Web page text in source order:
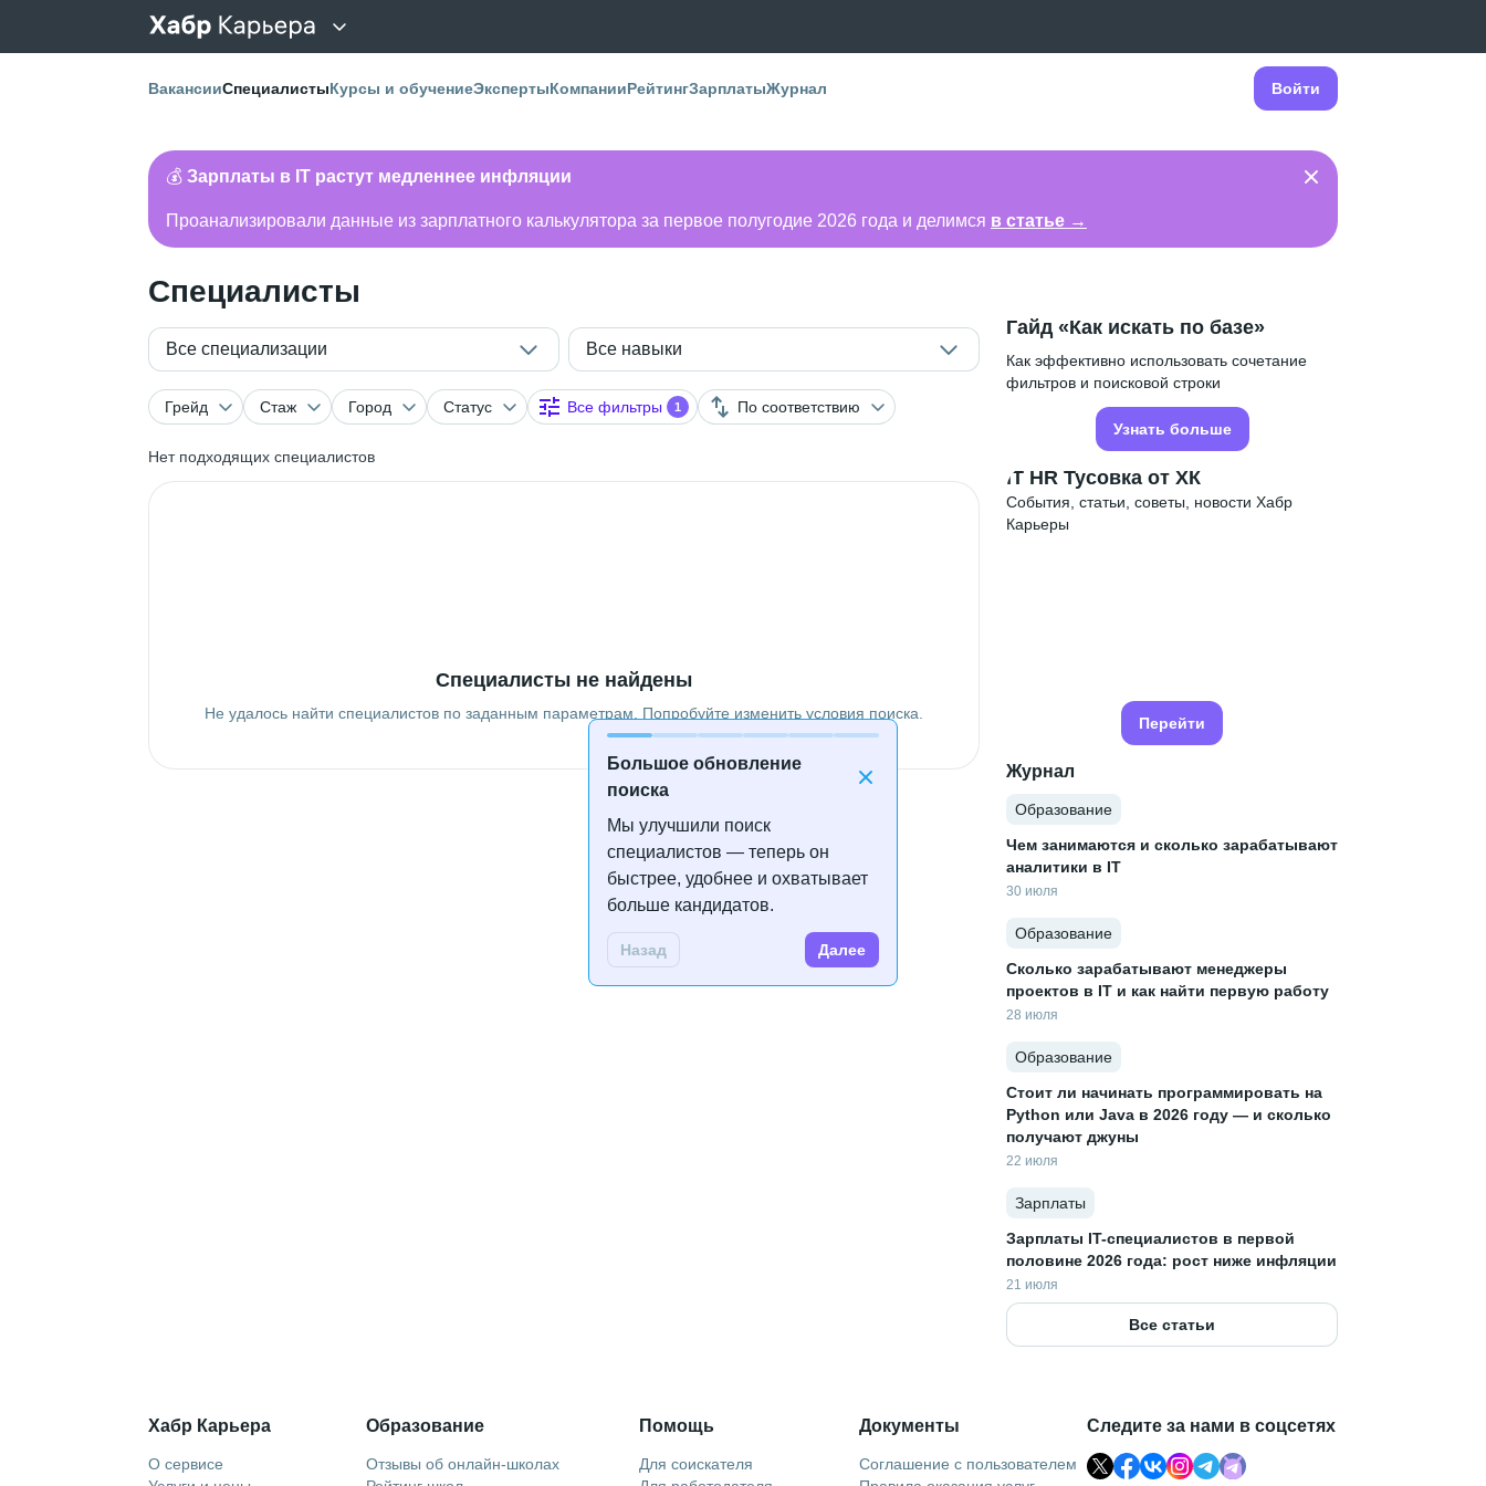
ВакансииСпециалистыКурсы и обучениеЭкспертыКомпанииРейтингЗарплатыЖурнал Войти
💰 Зарплаты в IT растут медленнее инфляции
Проанализировали данные из зарплатного калькулятора за первое полугодие 2026 года и делимся в статье →
Специалисты
Все специализации Все навыки
Грейд Стаж Город Статус Все фильтры 1 По соответствию
Нет подходящих специалистов
Большое обновление
поиска
Мы улучшили поиск
специалистов — теперь он
быстрее, удобнее и охватывает
больше кандидатов.
Назад Далее
Специалисты не найдены
Не удалось найти специалистов по заданным параметрам. Попробуйте изменить условия поиска.
Гайд «Как искать по базе»
Как эффективно использовать сочетание
фильтров и поисковой строки
Узнать больше
IT HR Тусовка от ХК
События, статьи, советы, новости Хабр
Карьеры
Перейти
Журнал
Образование
Чем занимаются и сколько зарабатывают
аналитики в IT
30 июля
Образование
Сколько зарабатывают менеджеры
проектов в IT и как найти первую работу
28 июля
Образование
Стоит ли начинать программировать на
Python или Java в 2026 году — и сколько
получают джуны
22 июля
Зарплаты
Зарплаты IT-специалистов в первой
половине 2026 года: рост ниже инфляции
21 июля
Все статьи
Хабр Карьера
О сервисе
Образование
Отзывы об онлайн-школах
Помощь
Для соискателя
Документы
Соглашение с пользователем
Следите за нами в соцсетях